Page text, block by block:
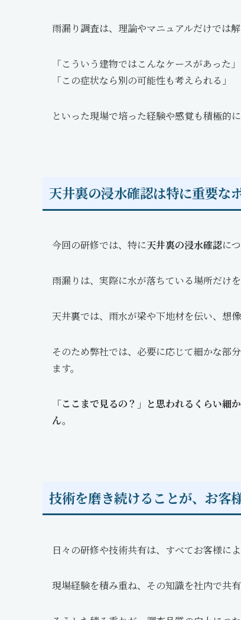
雨漏り調査は、理論やマニュアルだけでは
「こういう建物ではこんなケースがあった」
「この症状なら別の可能性も考えられる」
といった現場で培った経験や感覚も積極的
天井裏の浸水確認は特に重要な
今回の研修では、特に天井裏の浸水確認に
雨漏りは、実際に水が落ちている場所だけ
天井裏では、雨水が梁や下地材を伝い、想
そのため弊社では、必要に応じて細かな部
ます。
「ここまで見るの？」と思われるくらい
ん。
技術を磨き続けることが、お客
日々の研修や技術共有は、すべてお客様に
現場経験を積み重ね、その知識を社内で共